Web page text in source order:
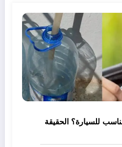
للسيارة؟ الحقيقة